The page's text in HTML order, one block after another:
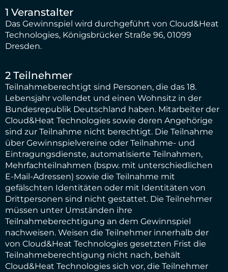
1 Veranstalter
Das Gewinnspiel wird durchgeführt von Cloud&Heat
Technologies, Königsbrücker Straße 96, 01099
Dresden.
2 Teilnehmer
Teilnahmeberechtigt sind Personen, die das 18.
Lebensjahr vollendet und einen Wohnsitz in der
Bundesrepublik Deutschland haben. Mitarbeiter der
Cloud&Heat Technologies sowie deren Angehörige
sind zur Teilnahme nicht berechtigt. Die Teilnahme
über Gewinnspielvereine oder Teilnahme- und
Eintragungsdienste, automatisierte Teilnahmen,
Mehrfachteilnahmen (bspw. mit unterschiedlichen
E-Mail-Adressen) sowie die Teilnahme mit
gefälschten Identitäten oder mit Identitäten von
Drittpersonen sind nicht gestattet. Die Teilnehmer
müssen unter Umständen ihre
Teilnahmeberechtigung an dem Gewinnspiel
nachweisen. Weisen die Teilnehmer innerhalb der
von Cloud&Heat Technologies gesetzten Frist die
Teilnahmeberechtigung nicht nach, behält
Cloud&Heat Technologies sich vor, die Teilnehmer